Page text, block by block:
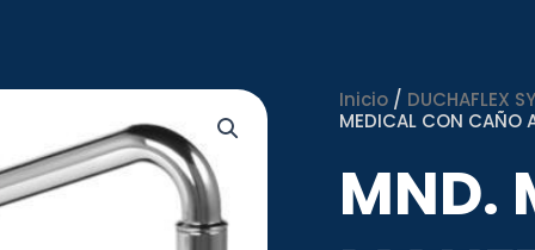
Inicio / DUCHAFLEX
MEDICAL CON CAÑO
MND.